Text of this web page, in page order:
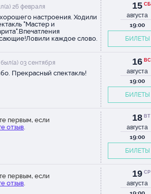
26 февраля
настроения. Ходили
"Мастер и
каждое слово.
Хорошие декорации.
достались на балконе (был
зал), хорошо что хоть эти
набрали пин-код. Остались
15 СБ
августа
19:00
БИЛЕТЫ
был(а) 03 сентября
Прекрасный спектакль!
16 ВС
августа
19:00
БИЛЕТЫ
первым, если
отзыв.
18 ВТ
августа
19:00
БИЛЕТЫ
первым, если
отзыв.
19 СР
августа